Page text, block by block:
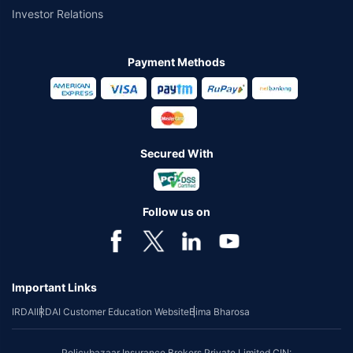
Investor Relations
Payment Methods
Secured With
Follow us on
Important Links
IRDAIIRDAI Customer Education WebsiteBima Bharosa